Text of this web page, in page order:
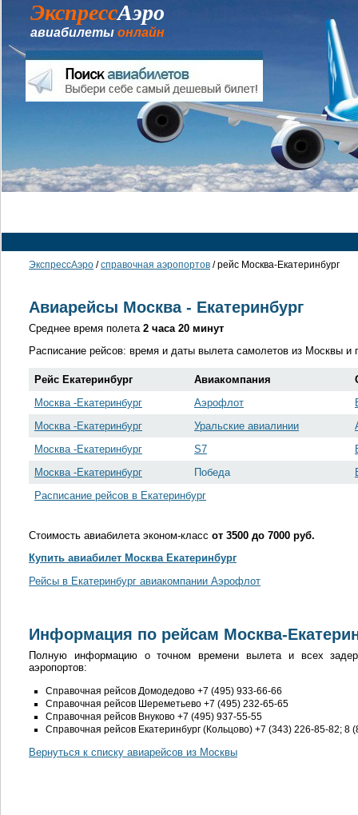
ЭкспрессАэро
авиабилеты онлайн
ЭкспрессАэро /справочная аэропортов / рейс Москва-Екатеринбург
Авиарейсы Москва - Екатеринбург
Среднее время полета 2 часа 20 минут
Расписание рейсов: время и даты вылета самолетов из Москвы
Рейс Екатеринбург Авиакомпания
Москва -Екатеринбург
Аэрофлот
Москва -Екатеринбург
Уральские авиалинии
Москва -Екатеринбург
S7
Москва -Екатеринбург
Победа
Расписание рейсов в Екатеринбург
Стоимость авиабилета эконом-класс от 3500 до 7000 руб.
Купить авиабилет Москва Екатеринбург
Рейсы в Екатеринбург авиакомпании Аэрофлот
Информация по рейсам Москва-
Полную информацию о точном времени вылета и всех
аэропортов:
Справочная рейсов Домодедово +7 (495) 933-66-66
Справочная рейсов Шереметьево +7 (495) 232-65-65
Справочная рейсов Внуково +7 (495) 937-55-55
Справочная рейсов Екатеринбург (Кольцово) +7 (343) 226-85-82; 8
Вернуться к списку авиарейсов из Москвы